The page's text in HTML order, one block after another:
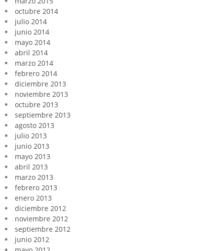
octubre 2014
julio 2014
junio 2014
mayo 2014
abril 2014
marzo 2014
febrero 2014
diciembre 2013
noviembre 2013
octubre 2013
septiembre 2013
agosto 2013
julio 2013
junio 2013
mayo 2013
abril 2013
marzo 2013
febrero 2013
enero 2013
diciembre 2012
noviembre 2012
septiembre 2012
junio 2012